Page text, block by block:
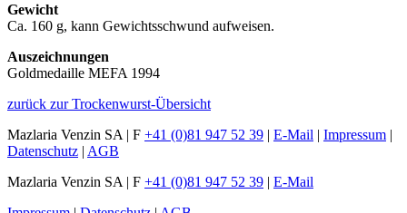
Gewicht
Ca. 160 g, kann Gewichtsschwund aufweisen.
Auszeichnungen
Goldmedaille MEFA 1994
zurück zur Trockenwurst-Übersicht
Mazlaria Venzin SA | F +41 (0)81 947 52 39 | E-Mail | Impressum |
Datenschutz | AGB
Mazlaria Venzin SA | F +41 (0)81 947 52 39 | E-Mail